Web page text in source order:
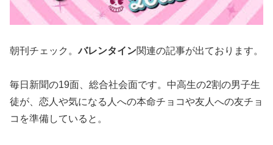
朝刊チェック。バレンタイン関連の記事が出ております。
毎日新聞の19面、総合社会面です。中高生の2割の男子生
徒が、恋人や気になる人への本命チョコや友人への友チョ
コを準備していると。